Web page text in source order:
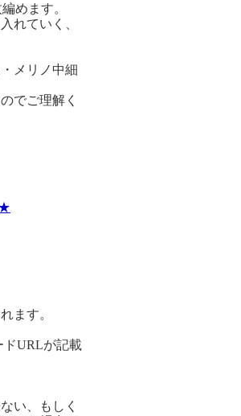
めます。
れていく、
メリノ中細
でご理解く
ます。
ドURLが記載
い、もしく